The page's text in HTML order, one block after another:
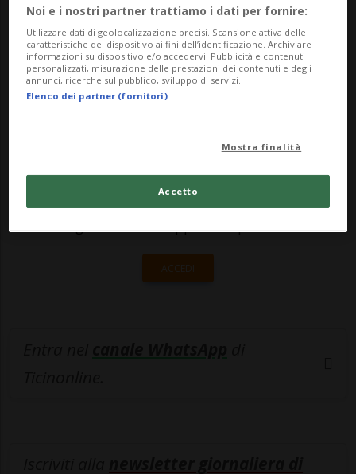
fatto qualche "vittima". Nel reparto cure
palliative del...
🔐 Sblocca il nostro archivio
Sottoscrivi un abbonamentoArchivioper
leggere questo articolo, oppure scegli
ACCEDI
Noi e i nostri partner trattiamo i dati per fornire:
Utilizzare dati di geolocalizzazione precisi. Scansione attiva delle
caratteristiche del dispositivo ai fini dell’identificazione. Archiviare
informazioni su dispositivo e/o accedervi. Pubblicità e contenuti
personalizzati, misurazione delle prestazioni dei contenuti e degli
annunci, ricerche sul pubblico, sviluppo di servizi.
Elenco dei partner (fornitori)
Mostra finalità
Accetto